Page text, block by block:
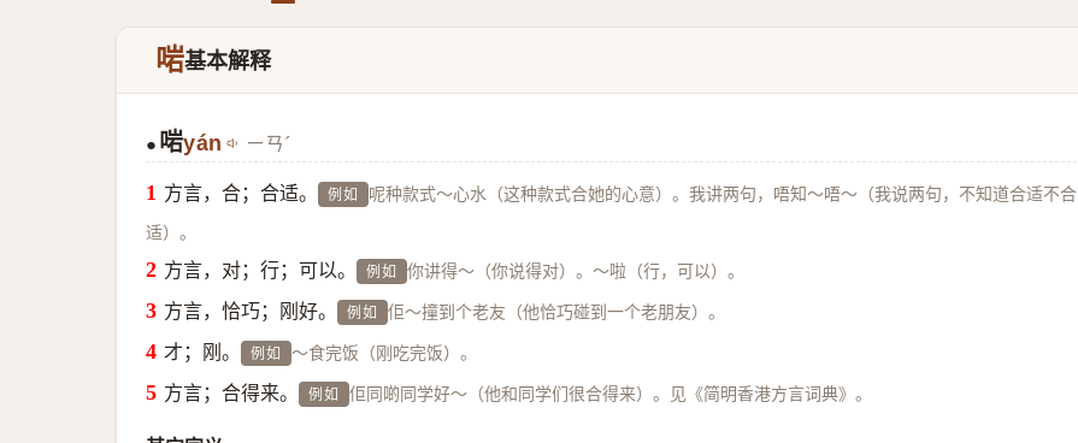
啱基本解释
● 啱yán ㄧㄢˊ
方言，合；合适。 例如 呢种款式～心水（这种款式合她的心意）。我讲两句，唔知～唔～（我说两句，不知道合适不合
适）。
方言，对；行；可以。 例如 你讲得～（你说得对）。～啦（行，可以）。
方言，恰巧；刚好。 例如 佢～撞到个老友（他恰巧碰到一个老朋友）。
才；刚。 例如 ～食完饭（刚吃完饭）。
方言；合得来。 例如 佢同啲同学好～（他和同学们很合得来）。见《简明香港方言词典》。